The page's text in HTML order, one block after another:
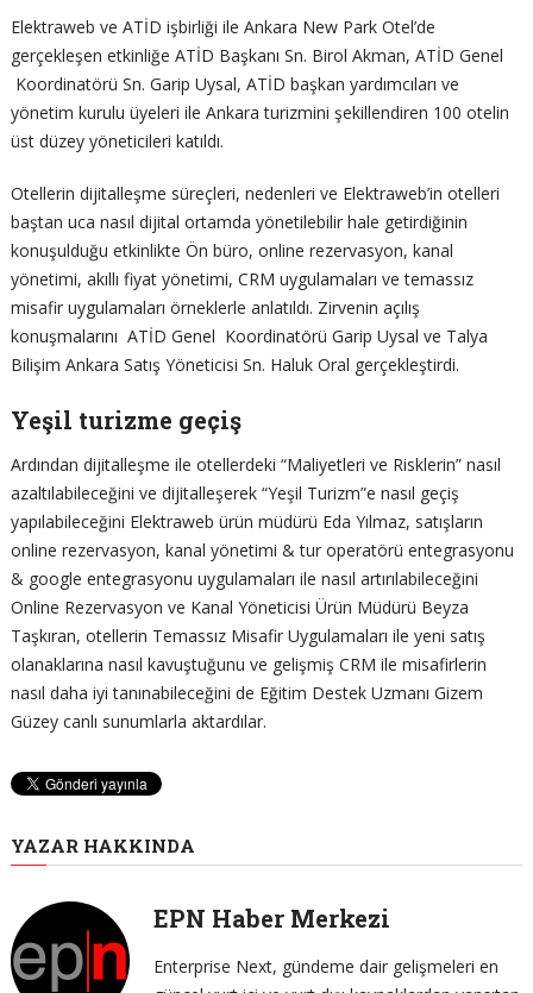
Elektraweb ve ATİD işbirliği ile Ankara New Park Otel’de
gerçekleşen etkinliğe ATİD Başkanı Sn. Birol Akman, ATİD Genel
Koordinatörü Sn. Garip Uysal, ATİD başkan yardımcıları ve
yönetim kurulu üyeleri ile Ankara turizmini şekillendiren 100 otelin
üst düzey yöneticileri katıldı.
Otellerin dijitalleşme süreçleri, nedenleri ve Elektraweb’in otelleri
baştan uca nasıl dijital ortamda yönetilebilir hale getirdiğinin
konuşulduğu etkinlikte Ön büro, online rezervasyon, kanal
yönetimi, akıllı fiyat yönetimi, CRM uygulamaları ve temassız
misafir uygulamaları örneklerle anlatıldı. Zirvenin açılış
konuşmalarını ATİD Genel Koordinatörü Garip Uysal ve Talya
Bilişim Ankara Satış Yöneticisi Sn. Haluk Oral gerçekleştirdi.
Yeşil turizme geçiş
Ardından dijitalleşme ile otellerdeki “Maliyetleri ve Risklerin” nasıl
azaltılabileceğini ve dijitalleşerek “Yeşil Turizm”e nasıl geçiş
yapılabileceğini Elektraweb ürün müdürü Eda Yılmaz, satışların
online rezervasyon, kanal yönetimi & tur operatörü entegrasyonu
& google entegrasyonu uygulamaları ile nasıl artırılabileceğini
Online Rezervasyon ve Kanal Yöneticisi Ürün Müdürü Beyza
Taşkıran, otellerin Temassız Misafir Uygulamaları ile yeni satış
olanaklarına nasıl kavuştuğunu ve gelişmiş CRM ile misafirlerin
nasıl daha iyi tanınabileceğini de Eğitim Destek Uzmanı Gizem
Güzey canlı sunumlarla aktardılar.
YAZAR HAKKINDA
EPN Haber Merkezi
Enterprise Next, gündeme dair gelişmeleri en